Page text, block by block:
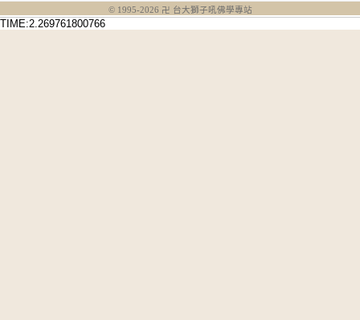
© 1995-2026 卍 台大獅子吼佛學專站
TIME:2.269761800766